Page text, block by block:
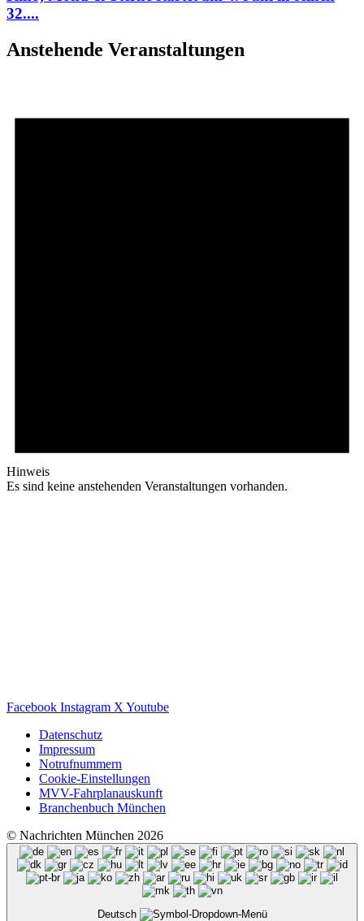
32....
Anstehende Veranstaltungen
Hinweis
Es sind keine anstehenden Veranstaltungen vorhanden.
Facebook Instagram X Youtube
Datenschutz
Impressum
Notrufnummern
Cookie-Einstellungen
MVV-Fahrplanauskunft
Branchenbuch München
© Nachrichten München 2026
Deutsch